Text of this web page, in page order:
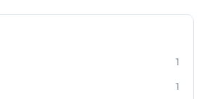
1
1